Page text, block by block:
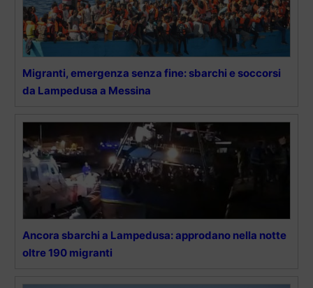
Migranti, emergenza senza fine: sbarchi e soccorsi
da Lampedusa a Messina
Ancora sbarchi a Lampedusa: approdano nella notte
oltre 190 migranti